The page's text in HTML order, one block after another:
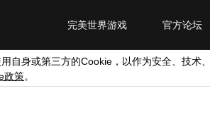
官方论坛
完美世界游戏
自身或第三方的Cookie ，以作为安全、技术
政策。